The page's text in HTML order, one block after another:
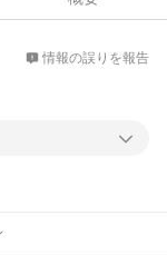
情報の誤りを報告